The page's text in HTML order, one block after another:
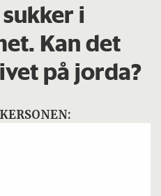
i
Kan det
på jorda?